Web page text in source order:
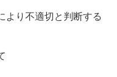
より不適切と判断する